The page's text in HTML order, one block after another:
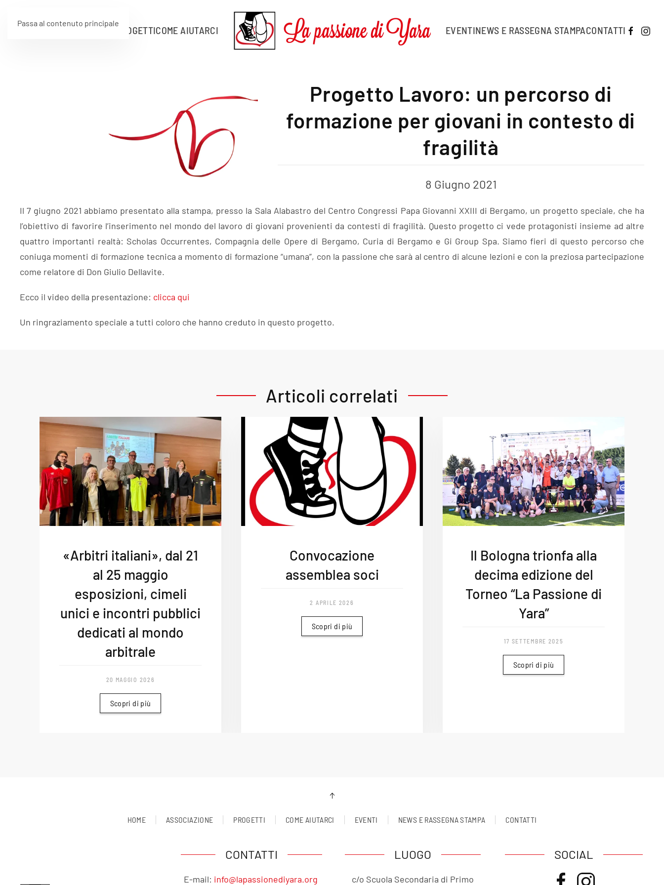
Passa al contenuto principale
HOMEASSOCIAZIONEPROGETTICOME AIUTARCI EVENTINEWS E RASSEGNA STAMPACONTATTI
Progetto Lavoro: un percorso di
formazione per giovani in contesto di
fragilità
8 Giugno 2021
Il 7 giugno 2021 abbiamo presentato alla stampa, presso la Sala Alabastro del Centro Congressi Papa Giovanni XXIII di Bergamo, un progetto speciale, che ha
l’obiettivo di favorire l’inserimento nel mondo del lavoro di giovani provenienti da contesti di fragilità. Questo progetto ci vede protagonisti insieme ad altre
quattro importanti realtà: Scholas Occurrentes, Compagnia delle Opere di Bergamo, Curia di Bergamo e Gi Group Spa. Siamo fieri di questo percorso che
coniuga momenti di formazione tecnica a momento di formazione “umana”, con la passione che sarà al centro di alcune lezioni e con la preziosa partecipazione
come relatore di Don Giulio Dellavite.
Ecco il video della presentazione: clicca qui
Un ringraziamento speciale a tutti coloro che hanno creduto in questo progetto.
Articoli correlati
«Arbitri italiani», dal 21
al 25 maggio
esposizioni, cimeli
unici e incontri pubblici
dedicati al mondo
arbitrale
20 MAGGIO 2026
Scopri di più
Convocazione
assemblea soci
2 APRILE 2026
Scopri di più
Il Bologna trionfa alla
decima edizione del
Torneo “La Passione di
Yara”
17 SETTEMBRE 2025
Scopri di più
HOME ASSOCIAZIONE PROGETTI COME AIUTARCI EVENTI NEWS E RASSEGNA STAMPA CONTATTI
CONTATTI
E-mail: info@lapassionediyara.org
LUOGO
c/o Scuola Secondaria di Primo
SOCIAL